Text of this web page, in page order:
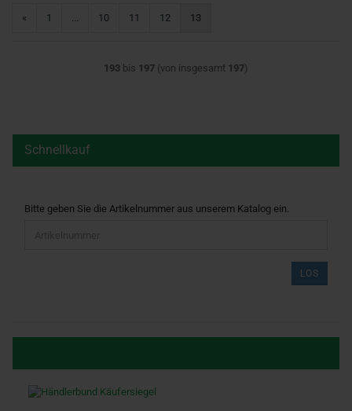
« 1 ... 10 11 12 13
193 bis 197 (von insgesamt 197)
Schnellkauf
BITTE
Bitte geben Sie die Artikelnummer aus unserem Katalog ein.
LOS